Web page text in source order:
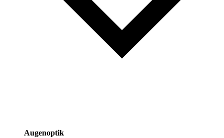
Augenoptik